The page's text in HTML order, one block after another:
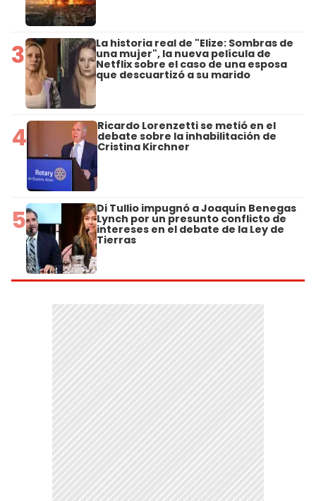
3 La historia real de "Elize: Sombras de
una mujer", la nueva película de
Netflix sobre el caso de una esposa
que descuartizó a su marido
4 Ricardo Lorenzetti se metió en el
debate sobre la inhabilitación de
Cristina Kirchner
5 Di Tullio impugnó a Joaquín Benegas
Lynch por un presunto conflicto de
intereses en el debate de la Ley de
Tierras